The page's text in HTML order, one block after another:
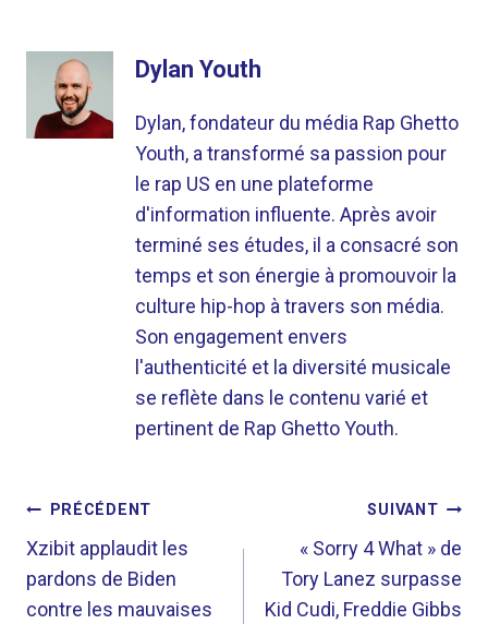
Dylan Youth
Dylan, fondateur du média Rap Ghetto
Youth, a transformé sa passion pour
le rap US en une plateforme
d'information influente. Après avoir
terminé ses études, il a consacré son
temps et son énergie à promouvoir la
culture hip-hop à travers son média.
Son engagement envers
l'authenticité et la diversité musicale
se reflète dans le contenu varié et
pertinent de Rap Ghetto Youth.
NAVIGATION
DE
L’ARTICLE
PRÉCÉDENT
Xzibit applaudit les
pardons de Biden
contre les mauvaises
SUIVANT
« Sorry 4 What » de
Tory Lanez surpasse
Kid Cudi, Freddie Gibbs